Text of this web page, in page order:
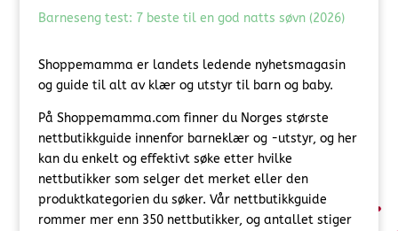
Barneseng test: 7 beste til en god natts søvn (2026)
Shoppemamma er landets ledende nyhetsmagasin
og guide til alt av klær og utstyr til barn og baby.
På Shoppemamma.com finner du Norges største
nettbutikkguide innenfor barneklær og -utstyr, og her
kan du enkelt og effektivt søke etter hvilke
nettbutikker som selger det merket eller den
produktkategorien du søker. Vår nettbutikkguide
rommer mer enn 350 nettbutikker, og antallet stiger